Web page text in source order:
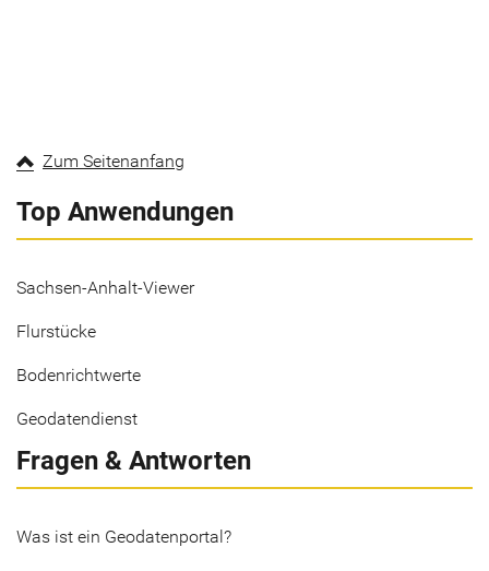
Zum Seitenanfang
Top Anwendungen
Sachsen-Anhalt-Viewer
Flurstücke
Bodenrichtwerte
Geodatendienst
Fragen & Antworten
Was ist ein Geodatenportal?